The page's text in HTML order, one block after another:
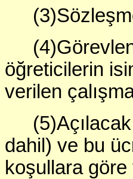
öğreticilerin
verilen
dahil) ve bu
koşullara